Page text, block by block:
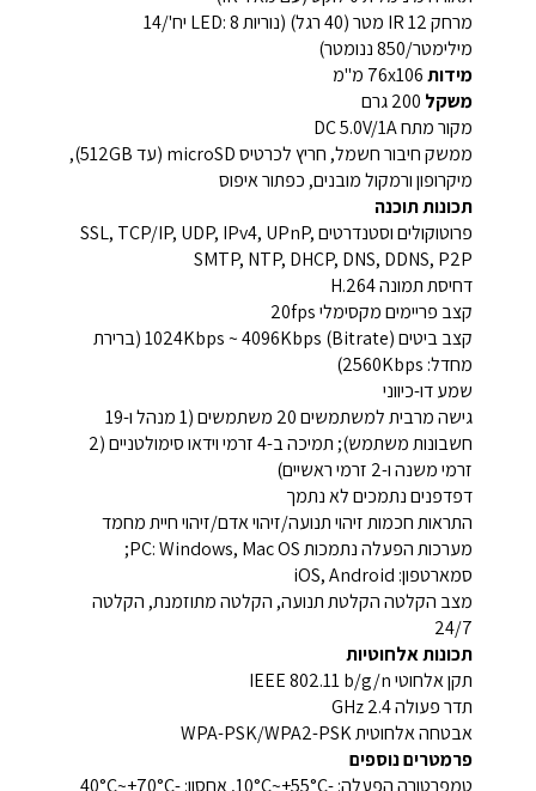
מרחק IR 12 מטר (40 רגל) (נוריות LED: 8 יח'/14
מילימטר/850 ננומטר)
מידות76x106 מ"מ
משקל
מקור מתח DC 5.0V/1A
ממשק חיבור חשמל, חריץ לכרטיס microSD (עד 512GB),
מיקרופון ורמקול מובנים, כפתור איפוס
תכונות תוכנה
פרוטוקולים וסטנדרטים SSL, TCP/IP, UDP, IPv4, UPnP,
SMTP, NTP, DHCP, DNS, DDNS, P2P
דחיסת תמונה H.264
קצב פריימים מקסימלי 20fps
קצב ביטים (Bitrate) 1024Kbps ~ 4096Kbps (ברירת
מחדל: 2560Kbps)
שמע דו-כיווני
גישה מרבית למשתמשים 20 משתמשים (1 מנהל ו-19
חשבונות משתמש); תמיכה ב-4 זרמי וידאו סימולטניים (2
זרמי משנה ו-2 זרמי ראשיים)
דפדפנים נתמכים לא נתמך
התראות חכמות זיהוי תנועה/זיהוי אדם/זיהוי חיית מחמד
מערכות הפעלה נתמכות PC: Windows, Mac OS;
סמארטפון: iOS, Android
מצב הקלטה הקלטת תנועה, הקלטה מתוזמנת, הקלטה
24/7
תכונות אלחוטיות
תקן אלחוטי IEEE 802.11 b/g/n
תדר פעולה 2.4 GHz
אבטחה אלחוטית WPA-PSK/WPA2-PSK
פרמטרים נוספים
טמפרטורה הפעלה: -10°C~+55°C, אחסון: -40°C~+70°C